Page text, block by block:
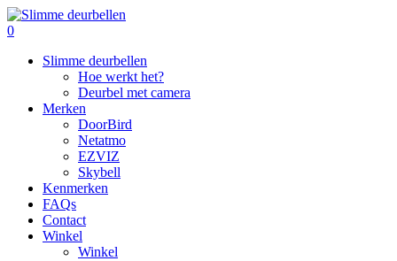
Skip
to
content
search
0
Slimme deurbellen
Hoe werkt het?
Deurbel met camera
Merken
DoorBird
Netatmo
EZVIZ
Skybell
Kenmerken
FAQs
Contact
Winkel
Winkel